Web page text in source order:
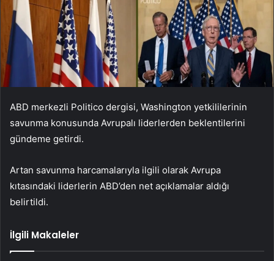
ABD merkezli Politico dergisi, Washington yetkililerinin
savunma konusunda Avrupalı ​​liderlerden beklentilerini
gündeme getirdi.
Artan savunma harcamalarıyla ilgili olarak Avrupa
kıtasındaki liderlerin ABD’den net açıklamalar aldığı
belirtildi.
İlgili Makaleler